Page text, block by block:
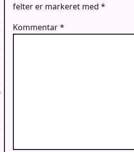
felter er markeret med *
Kommentar*